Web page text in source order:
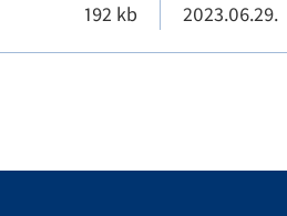
192 kb 2023.06.29.